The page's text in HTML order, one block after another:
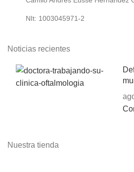
NIt: 1003045971-2
Noticias recientes
Nuestra tienda